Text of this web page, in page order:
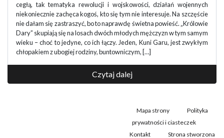
cegłą, tak tematyka rewolucji i wojskowości, działań wojennych
niekoniecznie zachęca kogoś, kto się tym nie interesuje. Na szczęście
nie dałam się zastraszyć, bo to naprawdę świetna powieść. „Królowie
Dary” skupiają się na losach dwóch młodych mężczyzn w tym samym
wieku – choć to jedyne, co ich łączy. Jeden, Kuni Garu, jest zwykłym
chłopakiem z ubogiej rodziny, buntowniczym, […]
Czytaj dalej
Mapa strony
Polityka
prywatności i ciasteczek
Kontakt
Strona stworzona